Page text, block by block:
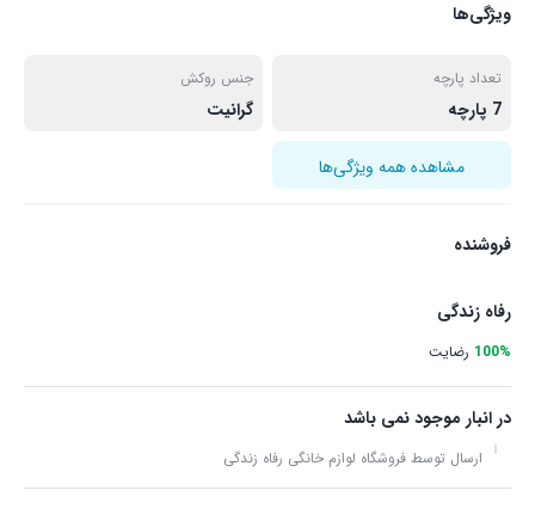
ویژگی‌ها
تعداد پارچه
7 پارچه
جنس روکش
گرانیت
مشاهده همه ویژگی‌ها
فروشنده
رفاه زندگی
100% رضایت
در انبار موجود نمی باشد
ارسال توسط فروشگاه لوازم خانگی رفاه زندگی